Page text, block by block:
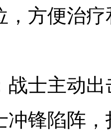
，方便治疗
战士主动
冲锋陷阵